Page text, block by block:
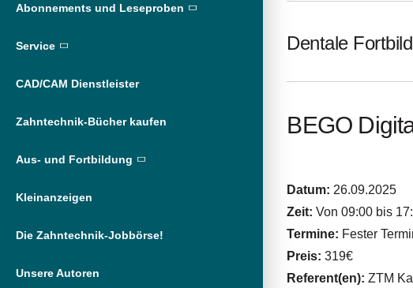
Abonnements und Leseproben
Service
CAD/CAM Dienstleister
Zahntechnik-Bücher kaufen
Aus- und Fortbildung
Kleinanzeigen
Die Zahntechnik-Jobbörse!
Unsere Autoren
Dentale
BEGO
Datum: 26.09.2025
Zeit: Von 09:00 bis
Termine: Fester
Preis: 319€
Referent(en):ZTM